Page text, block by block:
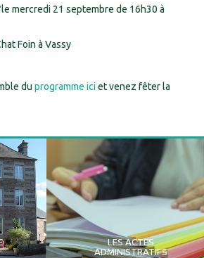
le mercredi 21 septembre de 16h30 à
Foin à Vassy
du programme ici et venez fêter la
LES ACTES
ADMINISTRATIFS